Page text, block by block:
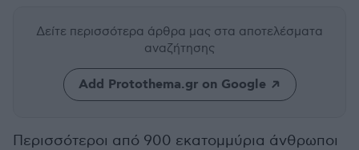
Δείτε περισσότερα άρθρα μας στα αποτελέσματα
αναζήτησης
Add Protothema.gr on Google
Περισσότεροι από 900 εκατομμύρια άνθρωποι